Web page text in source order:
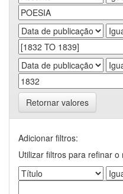
Retornar valores
Adicionar filtros:
Utilizar filtros para refinar